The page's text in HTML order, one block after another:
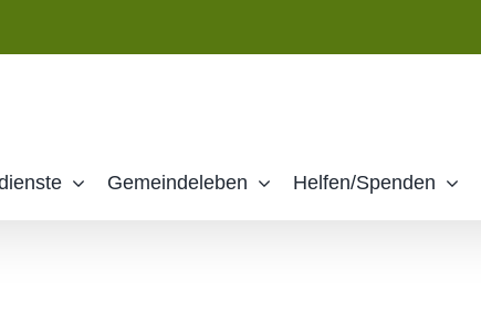
Gemeindeleben Helfen/Spenden